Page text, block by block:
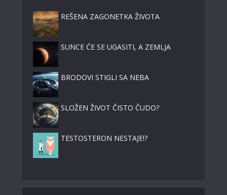
REŠENA ZAGONETKA ŽIVOTA
SUNCE ĆE SE UGASITI, A ZEMLJA
BRODOVI STIGLI SA NEBA
SLOŽEN ŽIVOT ČISTO ČUDO?
TESTOSTERON NESTAJE!?